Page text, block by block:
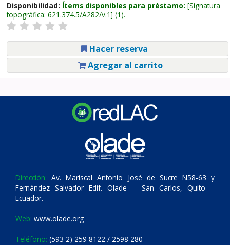
Disponibilidad: Ítems disponibles para préstamo: Signatura
topográfica: 621.374.5/A282/v.1 (1).
Hacer reserva
Agregar al carrito
Dirección: Av. Mariscal Antonio José de Sucre N58-63 y
Fernández Salvador Edif. Olade – San Carlos, Quito –
Ecuador.
Web: www.olade.org
Teléfono: (593 2) 259 8122 / 2598 280